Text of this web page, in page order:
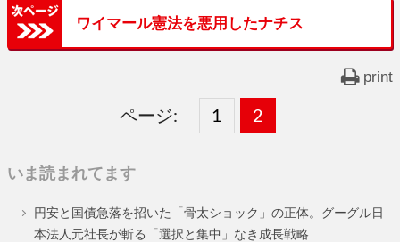
ワイマール憲法を悪用したナチス
print
ページ:
固
ー
1 ,
固
ー
2
いま読まれてます
円安と国債急落を招いた「骨太ショック」の正体。グーグル日
本法人元社長が斬る「選択と集中」なき成長戦略